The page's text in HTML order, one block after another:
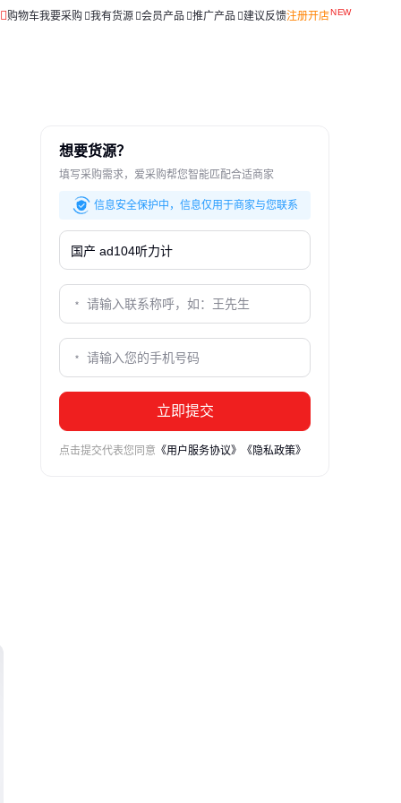
购物车我要采购 我有货源 会员产品 推广产品 建议反馈注册开店
想要货源？
填写采购需求，爱采购帮您智能匹配合适商家
信息安全保护中，信息仅用于商家与您联系
立即提交
点击提交代表您同意 《用户服务协议》 《隐私政策》